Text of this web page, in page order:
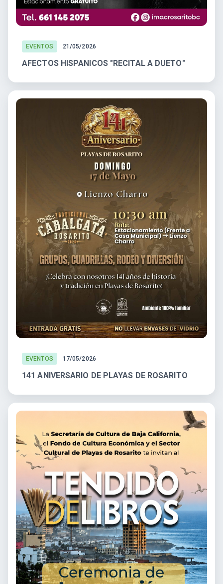
EVENTOS 21/05/2026
AFECTOS HISPANICOS "RECITAL A DUETO"
EVENTOS 17/05/2026
141 ANIVERSARIO DE PLAYAS DE ROSARITO